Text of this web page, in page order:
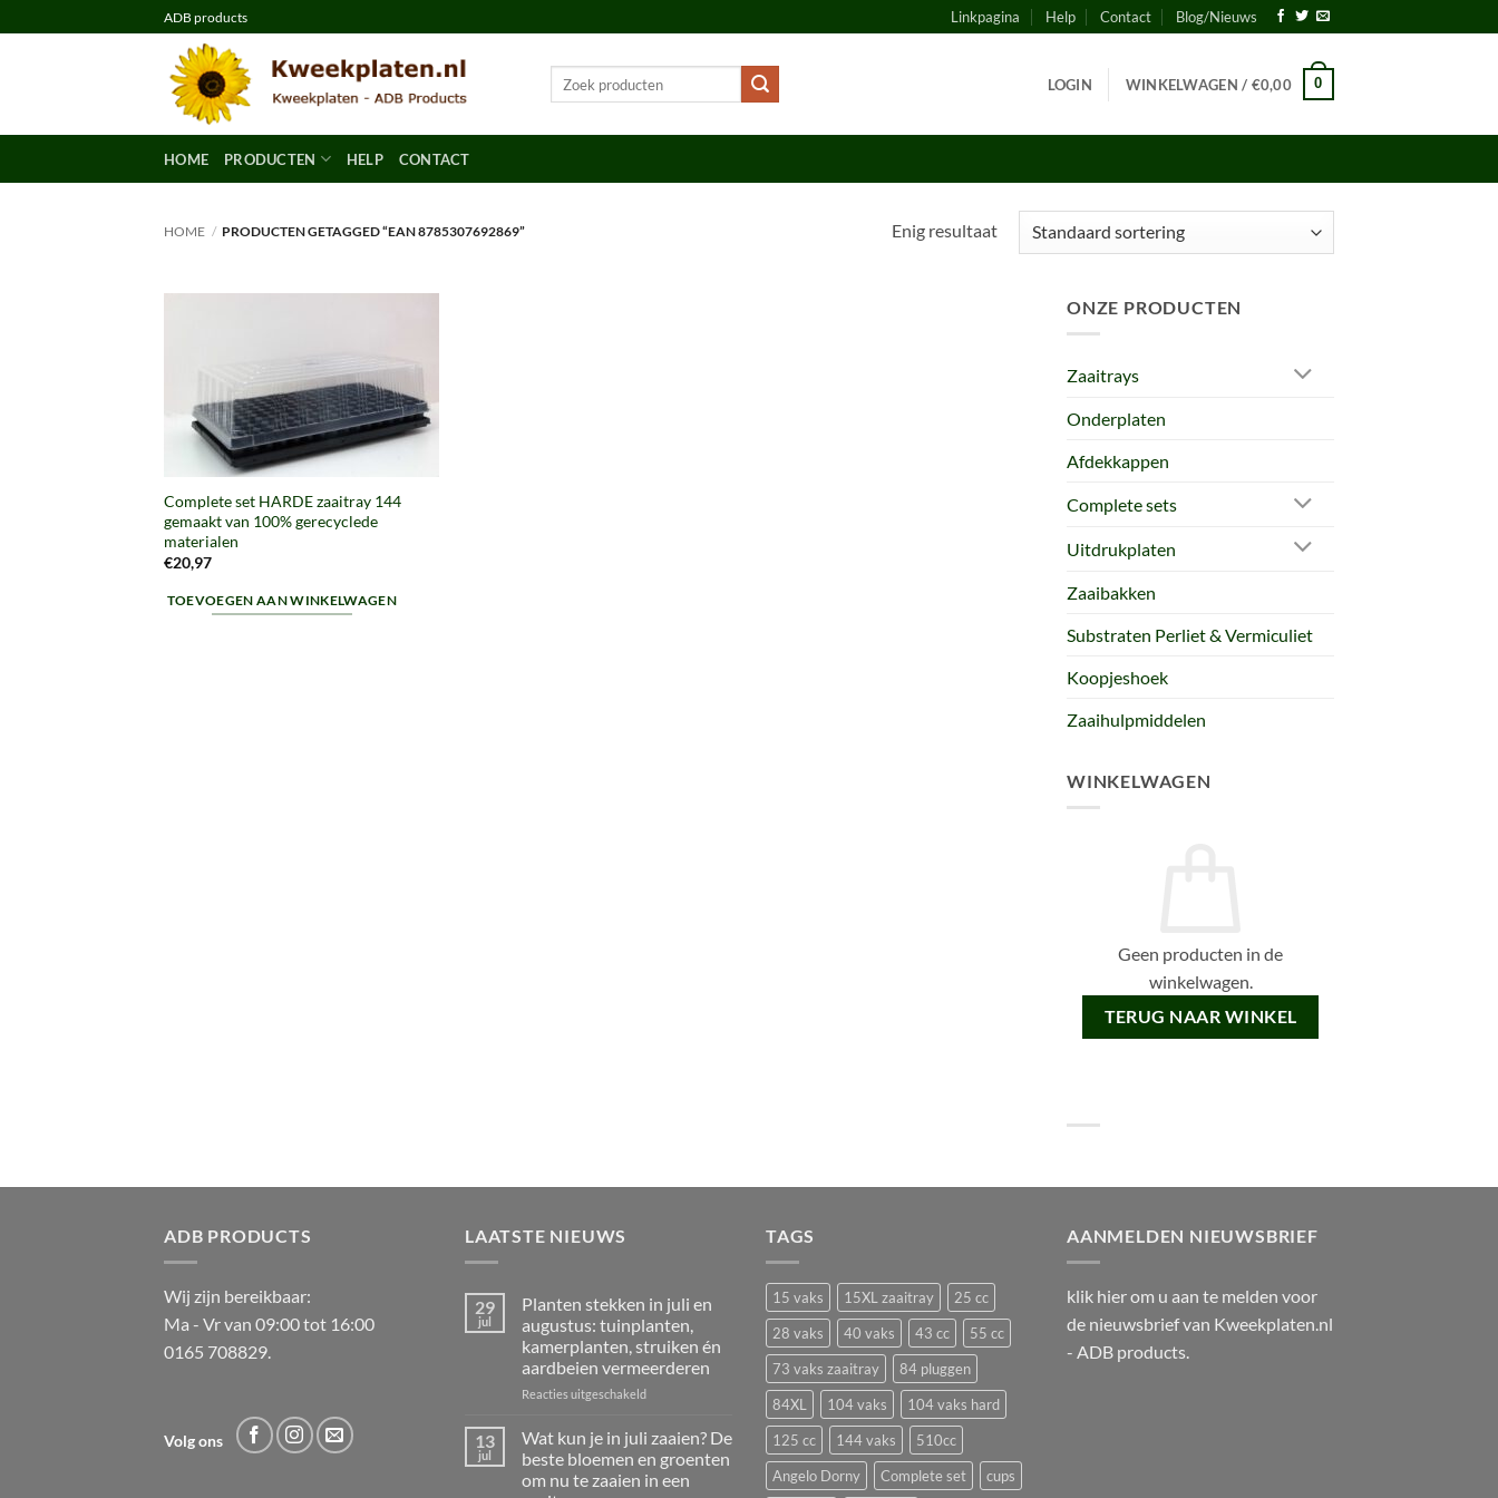
naar
ADB products Linkpagina Help Contact Blog/Nieuws
LOGIN WINKELWAGEN / €0,00 0
HOME PRODUCTEN HELP CONTACT
HOME / PRODUCTEN GETAGGED “EAN 8785307692869” Enig resultaat
Complete set HARDE zaaitray 144
gemaakt van 100% gerecyclede
materialen
€20,97
TOEVOEGEN AAN WINKELWAGEN
ONZE PRODUCTEN
Zaaitrays
Onderplaten
Afdekkappen
Complete sets
Uitdrukplaten
Zaaibakken
Substraten Perliet & Vermiculiet
Koopjeshoek
Zaaihulpmiddelen
WINKELWAGEN
Geen producten in de
winkelwagen.
TERUG NAAR WINKEL
ADB PRODUCTS
Wij zijn bereikbaar:
Ma - Vr van 09:00 tot 16:00
0165 708829.
Volg ons
LAATSTE NIEUWS
29
jul
Planten stekken in juli en
augustus: tuinplanten,
kamerplanten, struiken én
aardbeien vermeerderen
Reacties uitgeschakeldvoor
stekken
juli
en
13
jul
Wat kun je in juli zaaien? De
beste bloemen en groenten
om nu te zaaien in een
TAGS
15 vaks 15XL zaaitray
25 cc
28 vaks
40 vaks 43 cc
55 cc
73 vaks zaaitray
84 pluggen
84XL
104 vaks
104 vaks hard
125 cc
144 vaks
510cc
Angelo Dorny
Complete set cups
AANMELDEN NIEUWSBRIEF
klik hierom u aan te melden voor
de nieuwsbrief van Kweekplaten.nl
- ADB products.